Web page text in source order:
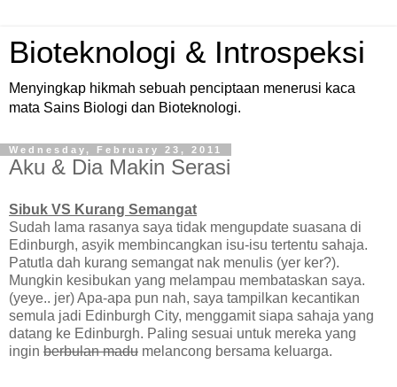
Bioteknologi & Introspeksi
Menyingkap hikmah sebuah penciptaan menerusi kaca
mata Sains Biologi dan Bioteknologi.
Wednesday, February 23, 2011
Aku & Dia Makin Serasi
Sibuk VS Kurang Semangat
Sudah lama rasanya saya tidak mengupdate suasana di
Edinburgh, asyik membincangkan isu-isu tertentu sahaja.
Patutla dah kurang semangat nak menulis (yer ker?).
Mungkin kesibukan yang melampau membataskan saya.
(yeye.. jer) Apa-apa pun nah, saya tampilkan kecantikan
semula jadi Edinburgh City, menggamit siapa sahaja yang
datang ke Edinburgh. Paling sesuai untuk mereka yang
ingin berbulan madu melancong bersama keluarga.